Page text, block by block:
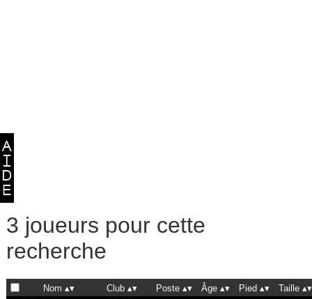
3 joueurs pour cette
recherche
Nom Club Poste Âge Pied
Taille